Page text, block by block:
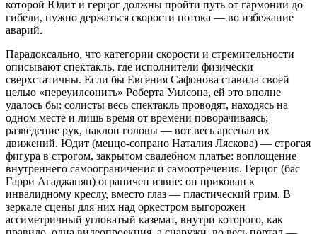
которой Юдит и герцог должны пройти путь от гармонии до
гибели, нужно держаться скорости потока — во избежание
аварий.
Парадоксально, что категории скорости и стремительности
описывают спектакль, где исполнители физически
сверхстатичны. Если бы Евгения Сафонова ставила своей
целью «переуилсонить» Роберта Уилсона, ей это вполне
удалось бы: солисты весь спектакль проводят, находясь на
одном месте и лишь время от времени поворачиваясь;
разведение рук, наклон головы — вот весь арсенал их
движений. Юдит (меццо-сопрано Наталия Ляскова) — строгая
фигура в строгом, закрытом свадебном платье: воплощение
внутреннего самоограничения и самоотречения. Герцог (бас
Гарри Агаджанян) ограничен извне: он прикован к
инвалидному креслу, вместо глаз — пластический грим. В
зеркале сцены для них над оркестром выгорожен
ассиметричный угловатый каземат, внутри которого, как